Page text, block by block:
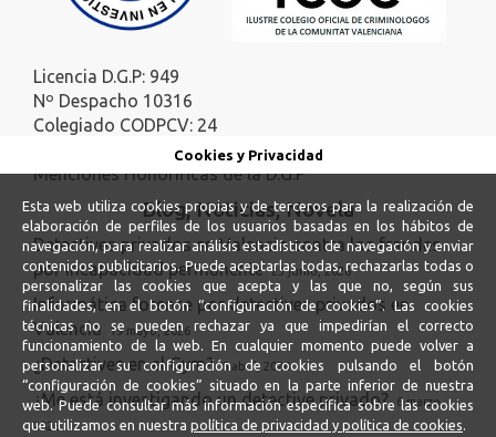
Cookies y Privacidad
Esta web utiliza cookies propias y de terceros para la realización de
elaboración de perfiles de los usuarios basadas en los hábitos de
navegación, para realizar análisis estadísticos de navegación y enviar
contenidos publicitarios. Puede aceptarlas todas, rechazarlas todas o
personalizar las cookies que acepta y las que no, según sus
finalidades, en el botón “configuración de cookies”. Las cookies
técnicas no se pueden rechazar ya que impedirían el correcto
funcionamiento de la web. En cualquier momento puede volver a
personalizar su configuración de cookies pulsando el botón
“configuración de cookies” situado en la parte inferior de nuestra
web. Puede consultar más información específica sobre las cookies
que utilizamos en nuestra política de privacidad y política de cookies.
Licencia D.G.P: 949
Nº Despacho 10316
Colegiado CODPCV: 24
Colegiado ICOC: 140
Menciones Honoríficas de la D.G.P
Blog, Noticias, Novela
Detectives privados en Valencia contra los fraudes
por incapacidad permanente 23 junio, 2026
Informática forense por detectives privados en
Valencia
19 mayo, 2026
¿Detectives en el Gym? 5 abril, 2026
¿Me está investigando un detective privado?
6 marzo,
2026